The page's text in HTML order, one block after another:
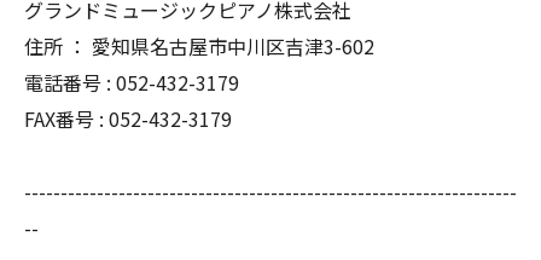
グランドミュージックピアノ株式会社
住所 ： 愛知県名古屋市中川区吉津3-602
電話番号 : 052-432-3179
FAX番号 : 052-432-3179
--------------------------------------------------------------------
--